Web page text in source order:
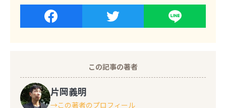
この記事の著者
片岡義明
この著者のプロフィール